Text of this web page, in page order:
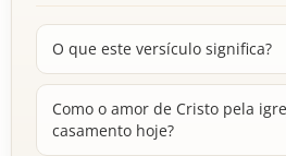
O que este versículo significa?
Como o amor de Cristo pela
casamento hoje?